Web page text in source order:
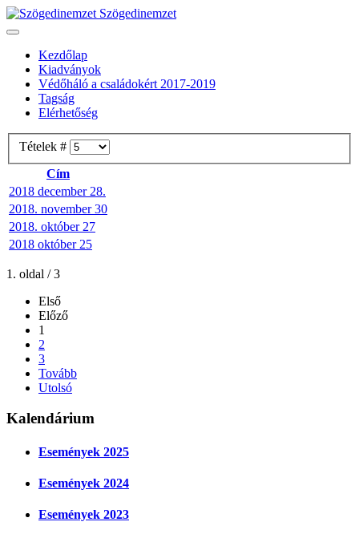
Szögedinemzet
Kezdőlap
Kiadványok
Védőháló a családokért 2017-2019
Tagság
Elérhetőség
Tételek #
Cím
2018 december 28.
2018. november 30
2018. október 27
2018 október 25
1. oldal / 3
Első
Előző
1
2
3
Tovább
Utolsó
Kalendárium
Események 2025
Események 2024
Események 2023